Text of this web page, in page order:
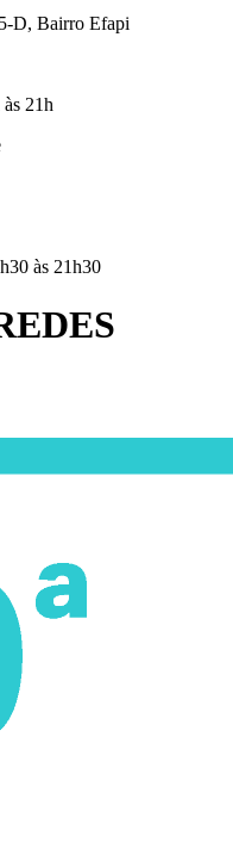
D, Bairro Efapi
21h
às 21h30